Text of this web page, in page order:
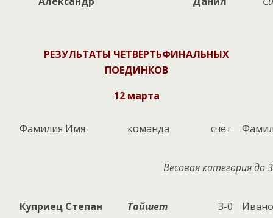
РЕЗУЛЬТАТЫ ЧЕТВЕРТЬФИНАЛЬНЫХ
ПОЕДИНКОВ
12 марта
Фамилия Имя команда счёт
Весовая категория до
Куприец Степан Тайшет 3-0